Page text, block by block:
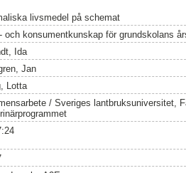
livsmedel på schemat
och konsumentkunskap för grundskolans
Ida
Jan
Lotta
/ Sveriges lantbruksuniversitet,